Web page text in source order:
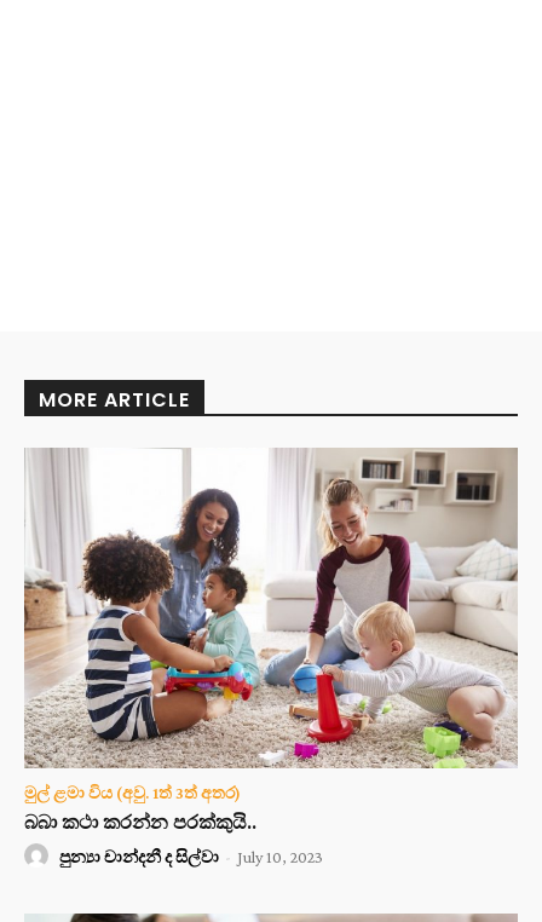
MORE ARTICLE
මුල් ළමා විය (අවු. 1ත් 3ත් අතර)
බබා කථා කරන්න පරක්කුයි..
පුන්‍යා චාන්දනී ද සිල්වා - July 10, 2023